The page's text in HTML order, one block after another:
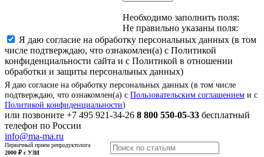
Необходимо заполнить поля:
Не правильно указаны поля:
Я даю согласие на обработку персональных данных (в том
числе подтверждаю, что ознакомлен(а) с Политикой
конфиденциальности сайта и с Политикой в отношении
обработки и защиты персональных данных)
Я даю согласие на обработку персональных данных (в том числе
подтверждаю, что ознакомлен(а) с Пользовательским соглашением и с
Политикой конфиденциальности)
или позвоните +7 495 921-34-26 8 800 550-05-33 бесплатный
телефон по России
info@ma-ma.ru
Первичный прием репродуктолога
2000 ₽ с УЗИ